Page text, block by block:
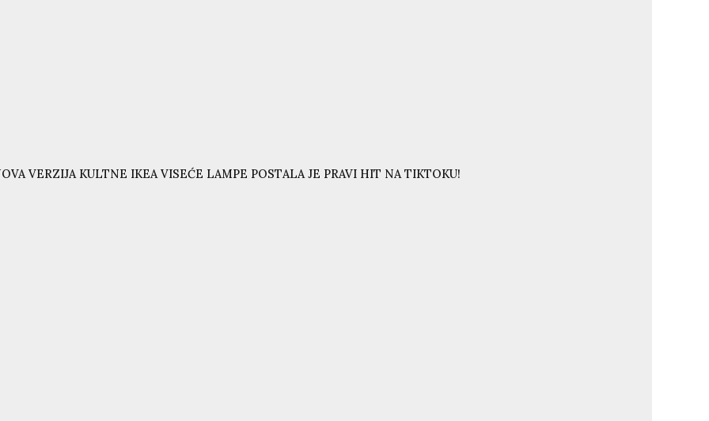
VERZIJA KULTNE IKEA VISEĆE LAMPE POSTALA JE PRAVI HIT NA TIKTOKU!